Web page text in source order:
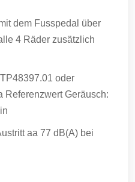
dem Fusspedal über
4 Räder zusätzlich
oder
Referenzwert Geräusch:
aa 77 dB(A) bei